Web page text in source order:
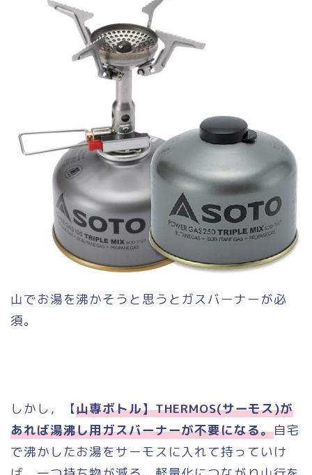
山でお湯を沸かそうと思うとガスバーナーが必
須。
しかし，【山専ボトル】THERMOS(サーモス)が
あれば湯沸し用ガスバーナーが不要になる。自宅
で沸かしたお湯をサーモスに入れて持っていけ